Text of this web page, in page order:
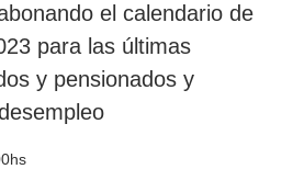
el calendario de
para las últimas
y pensionados y